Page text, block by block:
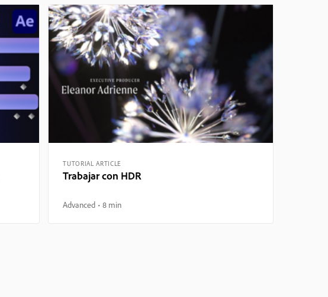
TUTORIAL ARTICLE
Trabajar con HDR
Advanced 8 min